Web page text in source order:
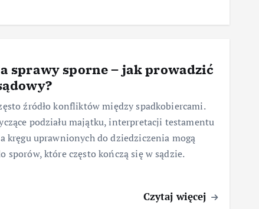
sprawy sporne – jak prowadzić
źródło konfliktów między spadkobiercami.
podziału majątku, interpretacji testamentu
kręgu uprawnionych do dziedziczenia mogą
sporów, które często kończą się w sądzie.
Czytaj więcej